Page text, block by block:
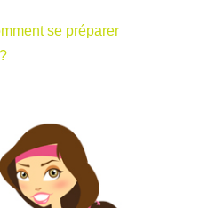
se préparer